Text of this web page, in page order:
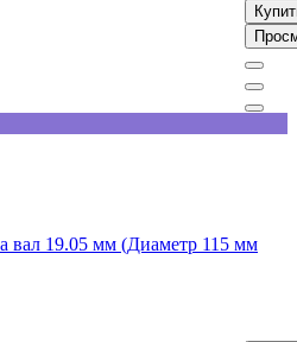
вал 19.05 мм (Диаметр 115 мм